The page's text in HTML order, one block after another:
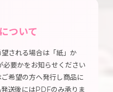
ついて
される場合は「紙」か
必要かをお知らせください
希望の方へ発行し商品に
送後にはPDFのみ承りま